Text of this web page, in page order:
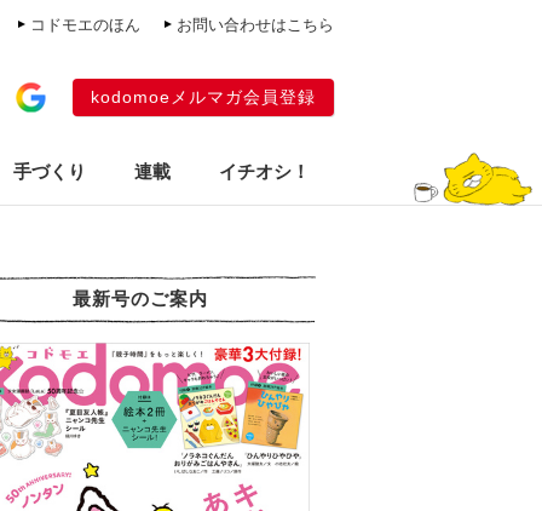
コドモエのほん お問い合わせはこちら
kodomoeメルマガ会員登録
手づくり 連載 イチオシ！
最新号のご案内